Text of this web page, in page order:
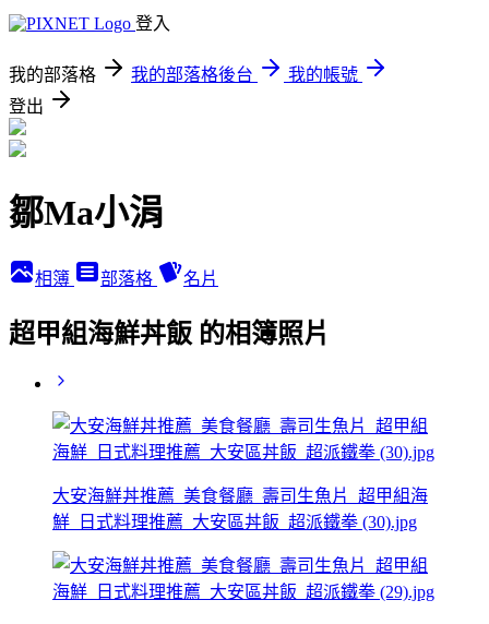
登入
我的部落格 我的部落格後台
我的帳號
登出
鄒Ma小涓
相簿 部落格 名片
超甲組海鮮丼飯 的相簿照片
大安海鮮丼推薦_美食餐廳_壽司生魚片_超甲組海
鮮_日式料理推薦_大安區丼飯_超派鐵拳 (30).jpg